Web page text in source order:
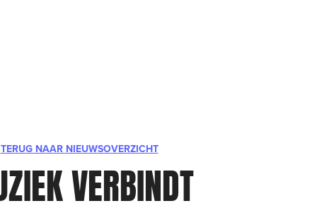
TERUG NAAR NIEUWSOVERZICHT
VERBINDT